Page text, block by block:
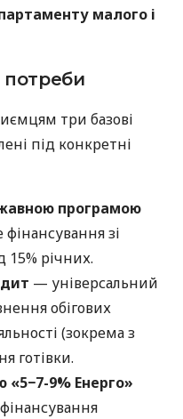
малого і
потреби
три базові
під конкретні
програмою
зі
річних.
— універсальний
обігових
(зокрема з
готівки.
9% Енерго»